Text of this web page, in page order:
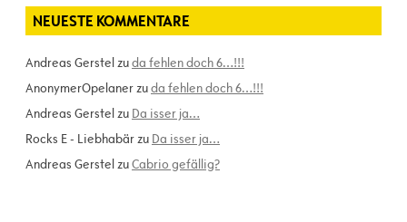
NEUESTE KOMMENTARE
Andreas Gerstelzuda fehlen doch 6…!!!
AnonymerOpelanerzuda fehlen doch 6…!!!
Andreas Gerstelzu Da isser ja…
Rocks E - Liebhabärzu Da isser ja…
Andreas GerstelzuCabrio gefällig?